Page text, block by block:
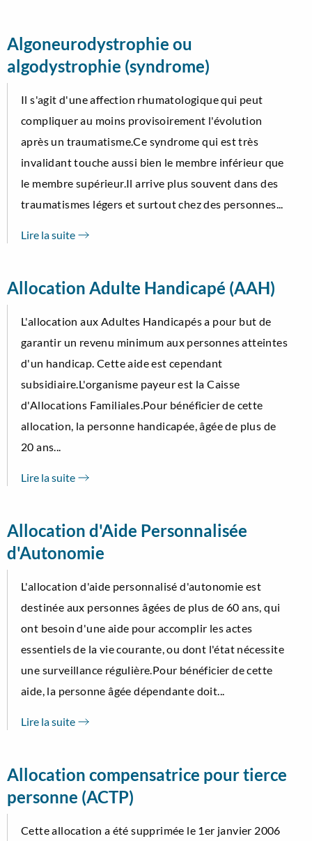
Algoneurodystrophie ou
algodystrophie (syndrome)
Il s'agit d'une affection rhumatologique qui peut
compliquer au moins provisoirement l'évolution
après un traumatisme.Ce syndrome qui est très
invalidant touche aussi bien le membre inférieur que
le membre supérieur.Il arrive plus souvent dans des
traumatismes légers et surtout chez des personnes...
Lire la suite
Allocation Adulte Handicapé (AAH)
L'allocation aux Adultes Handicapés a pour but de
garantir un revenu minimum aux personnes atteintes
d'un handicap. Cette aide est cependant
subsidiaire.L'organisme payeur est la Caisse
d'Allocations Familiales.Pour bénéficier de cette
allocation, la personne handicapée, âgée de plus de
20 ans...
Lire la suite
Allocation d'Aide Personnalisée
d'Autonomie
L'allocation d'aide personnalisé d'autonomie est
destinée aux personnes âgées de plus de 60 ans, qui
ont besoin d'une aide pour accomplir les actes
essentiels de la vie courante, ou dont l'état nécessite
une surveillance régulière.Pour bénéficier de cette
aide, la personne âgée dépendante doit...
Lire la suite
Allocation compensatrice pour tierce
personne (ACTP)
Cette allocation a été supprimée le 1er janvier 2006